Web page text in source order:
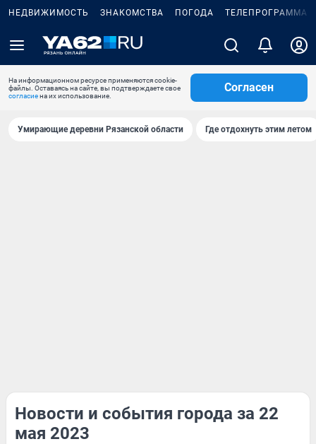
НЕДВИЖИМОСТЬ ЗНАКОМСТВА ПОГОДА ТЕЛЕПРОГРАММА
На информационном ресурсе применяются cookie-
файлы. Оставаясь на сайте, вы подтверждаете свое
согласиена их использование.
Согласен
Умирающие деревни Рязанской области Где отдохнуть этим летом
Новости и события города за 22
мая 2023